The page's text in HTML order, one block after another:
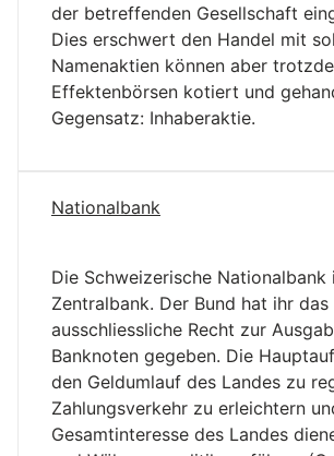
der betreffenden Gesellschaft
Dies erschwert den Handel mit
Namenaktien können aber
Effektenbörsen kotiert und
Gegensatz: Inhaberaktie.
Nationalbank
Die Schweizerische Nationalbank
Zentralbank. Der Bund hat ihr das
ausschliessliche Recht zur
Banknoten gegeben. Die
den Geldumlauf des Landes zu
Zahlungsverkehr zu erleichtern
Gesamtinteresse des Landes